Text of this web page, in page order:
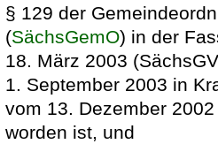
§ 129 der
(SächsGemO) in der
18. März 2003
1. September 2003 in
vom 13. Dezember
worden ist, und